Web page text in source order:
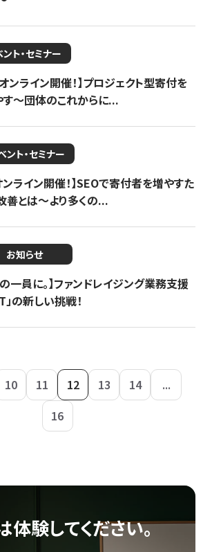
ト・セミナー
ンライン開催！】プロジェクト型寄付を
～団体のこれからに...
ント・セミナー
ンライン開催！】SEOで寄付者を増やすた
とは～より多くの...
お知らせ
一員に。】ファンドレイジング業務支援
の新しい挑戦！
10 11 12 13 14
...
16
体験してください。